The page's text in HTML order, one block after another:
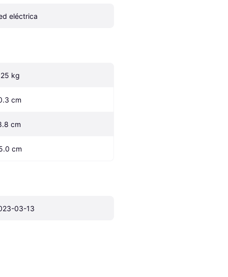
eléctrica
kg
cm
cm
cm
03-13